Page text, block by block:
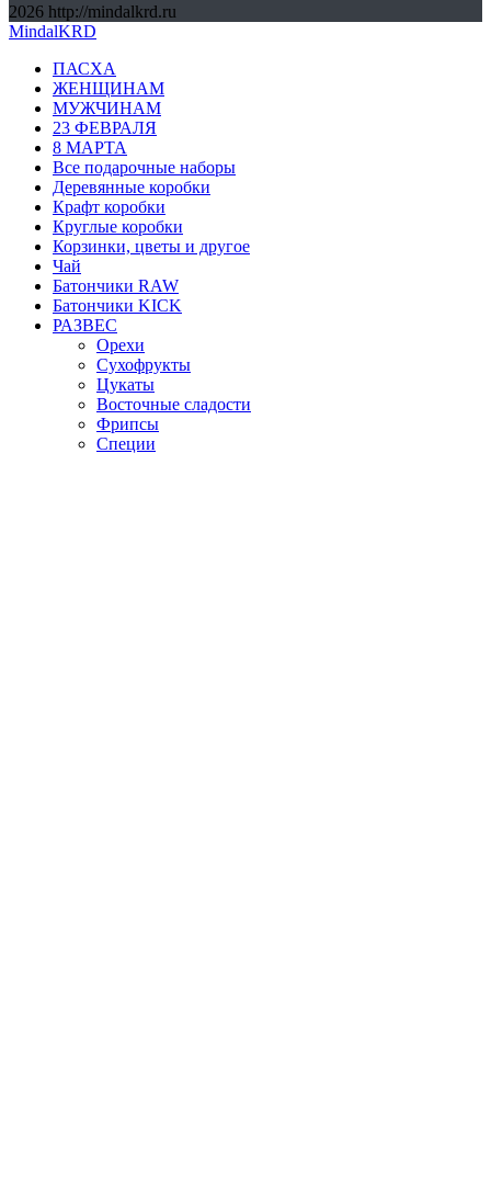
2026 http://mindalkrd.ru
MindalKRD
ПАСХА
ЖЕНЩИНАМ
МУЖЧИНАМ
23 ФЕВРАЛЯ
8 МАРТА
Все подарочные наборы
Деревянные коробки
Крафт коробки
Круглые коробки
Корзинки, цветы и другое
Чай
Батончики RAW
Батончики KICK
РАЗВЕС
Орехи
Сухофрукты
Цукаты
Восточные сладости
Фрипсы
Специи